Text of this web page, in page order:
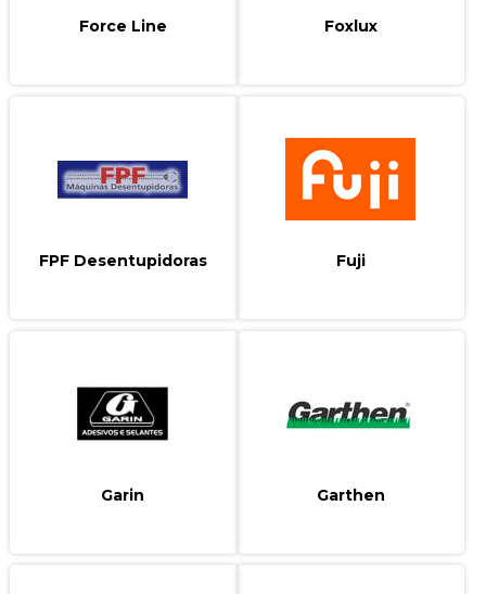
Force Line Foxlux
FPF Desentupidoras Fuji
Garin Garthen